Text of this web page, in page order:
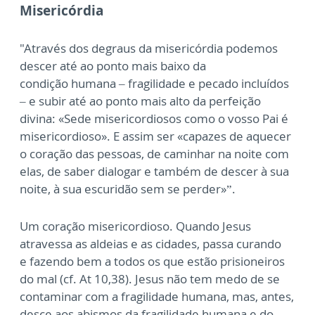
Misericórdia
"Através dos degraus da misericórdia podemos
descer até ao ponto mais baixo da
condição humana – fragilidade e pecado incluídos
– e subir até ao ponto mais alto da perfeição
divina: «Sede misericordiosos como o vosso Pai é
misericordioso». E assim ser «capazes de aquecer
o coração das pessoas, de caminhar na noite com
elas, de saber dialogar e também de descerà sua
noite, à sua escuridão sem se perder»”.
Um coração misericordioso. Quando Jesus
atravessa as aldeias e as cidades, passa curando
e fazendo bem a todos os que estão prisioneiros
do mal (cf. At 10,38). Jesus não tem medo de se
contaminar com a fragilidade humana, mas, antes,